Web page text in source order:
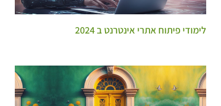
לימודי פיתוח אתרי אינטרנט ב 2024